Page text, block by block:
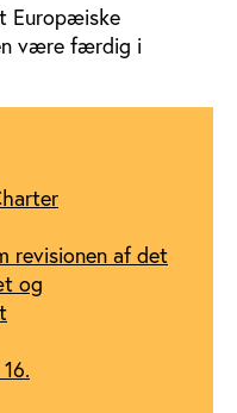
Europæiske
være færdig i
revisionen af det
og